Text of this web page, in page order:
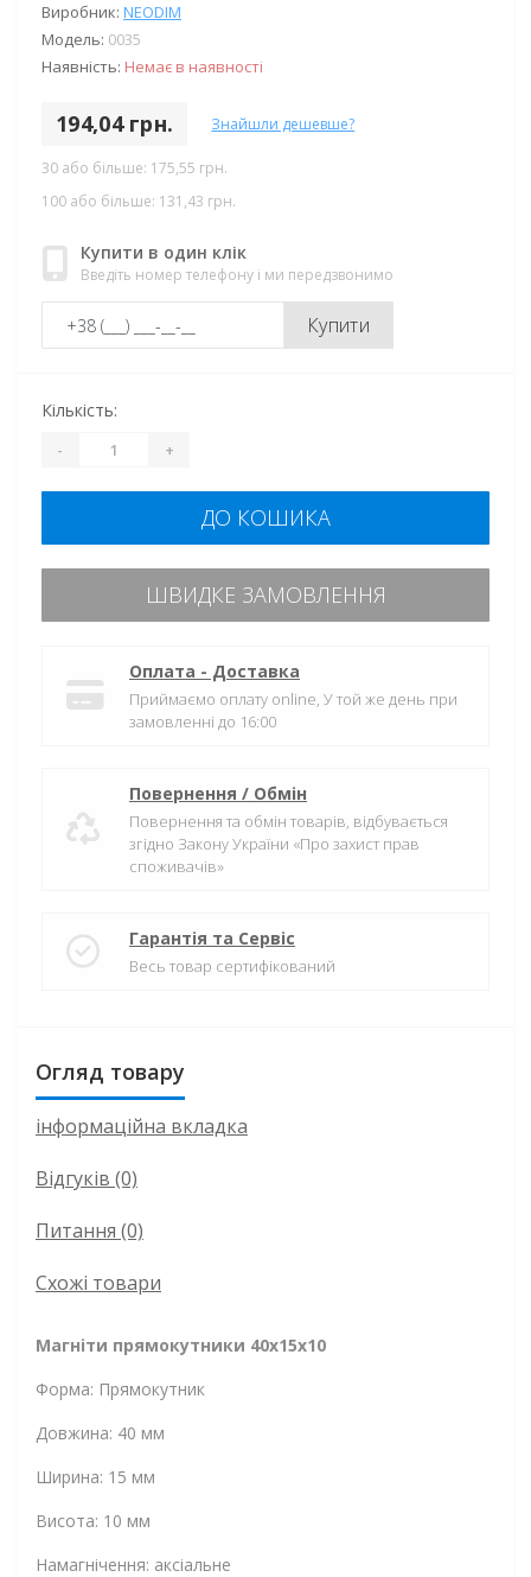
Виробник: NEODIM
Модель: 0035
Наявність: Немає в наявності
194,04 грн. Знайшли дешевше?
30 або більше: 175,55 грн.
100 або більше: 131,43 грн.
Купити в один клік
Введіть номер телефону і ми передзвонимо
Купити
Кількість:
- +
ДО КОШИКА
ШВИДКЕ ЗАМОВЛЕННЯ
Оплата - Доставка
Приймаємо оплату online, У той же день при
замовленні до 16:00
Повернення / Обмін
Повернення та обмін товарів, відбувається
згідно Закону України «Про захист прав
споживачів»
Гарантія та Сервіс
Весь товар сертифікований
Огляд товару
інформаційна вкладка
Відгуків (0)
Питання (0)
Схожі товари
Магніти прямокутники 40x15x10
Форма: Прямокутник
Довжина: 40 мм
Ширина: 15 мм
Висота: 10 мм
Намагнічення: аксіальне